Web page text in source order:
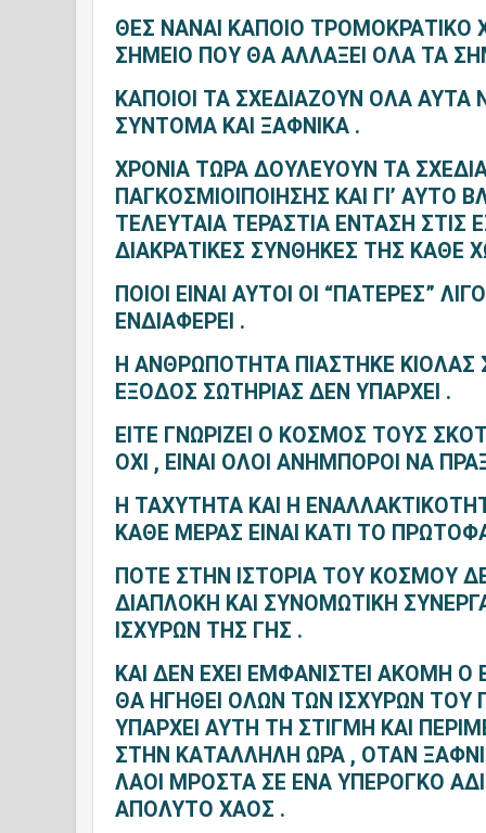
ΘΕΣ ΝΑΝΑΙ ΚΑΠΟΙΟ ΤΡΟΜΟΚΡΑΤΙΚΟ
ΣΗΜΕΙΟ ΠΟΥ ΘΑ ΑΛΛΑΞΕΙ ΟΛΑ ΤΑ
ΚΑΠΟΙΟΙ ΤΑ ΣΧΕΔΙΑΖΟΥΝ ΟΛΑ ΑΥΤΑ
ΣΥΝΤΟΜΑ ΚΑΙ ΞΑΦΝΙΚΑ .
ΧΡΟΝΙΑ ΤΩΡΑ ΔΟΥΛΕΥΟΥΝ ΤΑ
ΠΑΓΚΟΣΜΙΟΙΠΟΙΗΣΗΣ KΑΙ ΓΙ’ ΑΥΤΟ
ΤΕΛΕΥΤΑΙΑ ΤΕΡΑΣΤΙΑ ΕΝΤΑΣΗ ΣΤΙΣ
ΔΙΑΚΡΑΤΙΚΕΣ ΣΥΝΘΗΚΕΣ ΤΗΣ ΚΑΘΕ
ΠΟΙΟΙ ΕΙΝΑΙ ΑΥΤΟΙ ΟΙ “ΠΑΤΕΡΕΣ”
ΕΝΔΙΑΦΕΡΕΙ .
Η ΑΝΘΡΩΠΟΤΗΤΑ ΠΙΑΣΤΗΚΕ ΚΙΟΛΑΣ
ΕΞΟΔΟΣ ΣΩΤΗΡΙΑΣ ΔΕΝ ΥΠΑΡΧΕΙ .
ΕΙΤΕ ΓΝΩΡΙΖΕΙ Ο ΚΟΣΜΟΣ ΤΟΥΣ
ΟΧΙ , ΕΙΝΑΙ ΟΛΟΙ ΑΝΗΜΠΟΡΟΙ ΝΑ
Η ΤΑΧΥΤΗΤΑ ΚΑΙ Η
ΚΑΘΕ ΜΕΡΑΣ ΕΙΝΑΙ ΚΑΤΙ ΤΟ
ΠΟΤΕ ΣΤΗΝ ΙΣΤΟΡΙΑ ΤΟΥ ΚΟΣΜΟΥ
ΔΙΑΠΛΟΚΗ ΚΑΙ ΣΥΝΟΜΩΤΙΚΗ
ΙΣΧΥΡΩΝ ΤΗΣ ΓΗΣ .
ΚΑΙ ΔΕΝ ΕΧΕΙ ΕΜΦΑΝΙΣΤΕΙ ΑΚΟΜΗ
ΘΑ ΗΓΗΘΕΙ ΟΛΩΝ ΤΩΝ ΙΣΧΥΡΩΝ
ΥΠΑΡΧΕΙ ΑΥΤΗ ΤΗ ΣΤΙΓΜΗ ΚΑΙ
ΣΤΗΝ ΚΑΤΑΛΛΗΛΗ ΩΡΑ , ΟΤΑΝ
ΛΑΟΙ ΜΡΟΣΤΑ ΣΕ ΕΝΑ ΥΠΕΡΟΓΚΟ
ΑΠΟΛΥΤΟ ΧΑΟΣ .